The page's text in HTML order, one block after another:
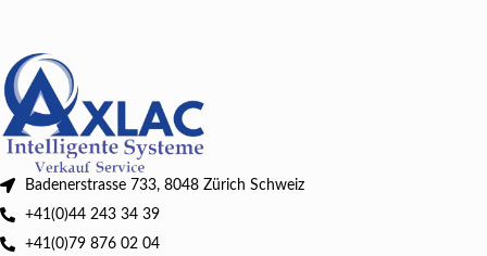
Badenerstrasse 733, 8048 Zürich Schweiz
+41(0)44 243 34 39
+41(0)79 876 02 04